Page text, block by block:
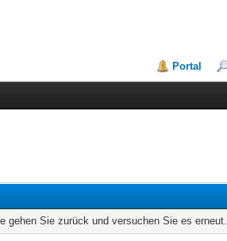
Portal
gehen Sie zurück und versuchen Sie es erneut.